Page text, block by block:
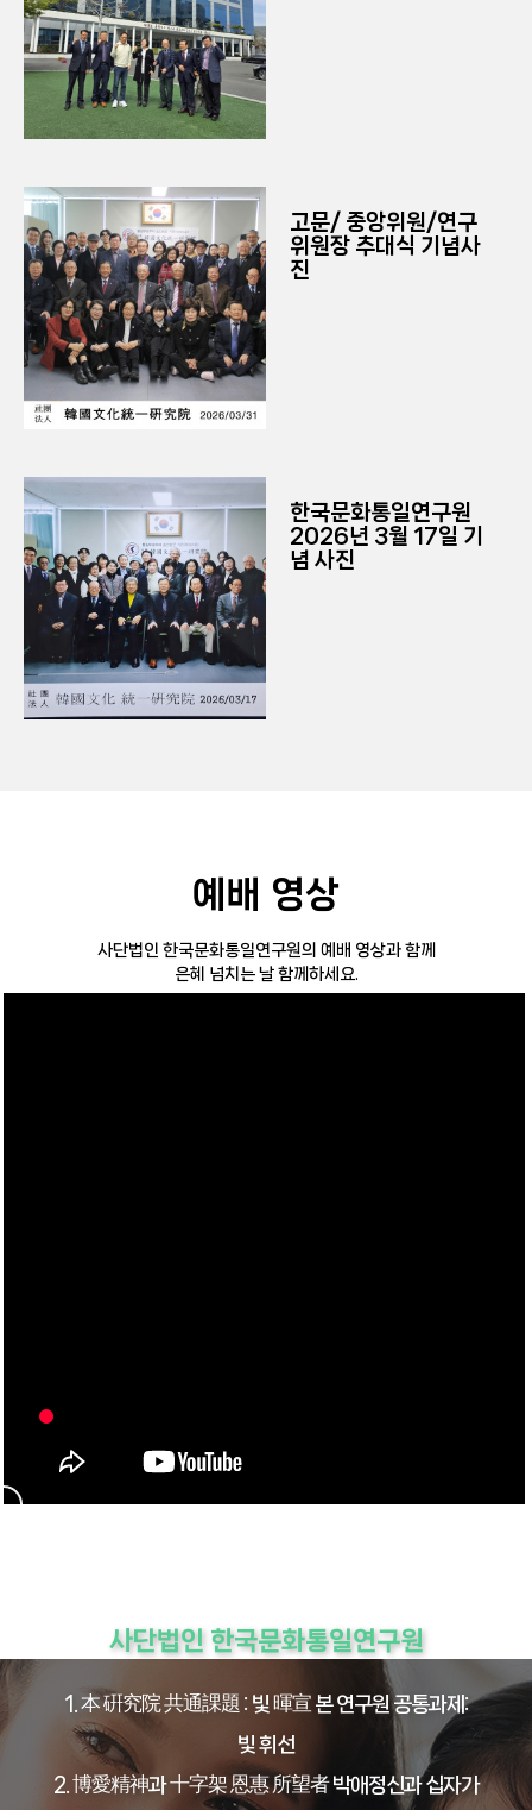
고문/ 중앙위원/연구
위원장 추대식 기념사
진
한국문화통일연구원
2026년 3월 17일 기
념 사진
예배 영상
사단법인 한국문화통일연구원의 예배 영상과 함께
은혜 넘치는 날 함께하세요.
사단법인 한국문화통일연구원
1. 本 硏究院 共通課題 : 빛 暉宣 본 연구원 공통과제:
빛 휘선
2. 博愛精神과 十字架 恩惠 所望者 박애정신과 십자가